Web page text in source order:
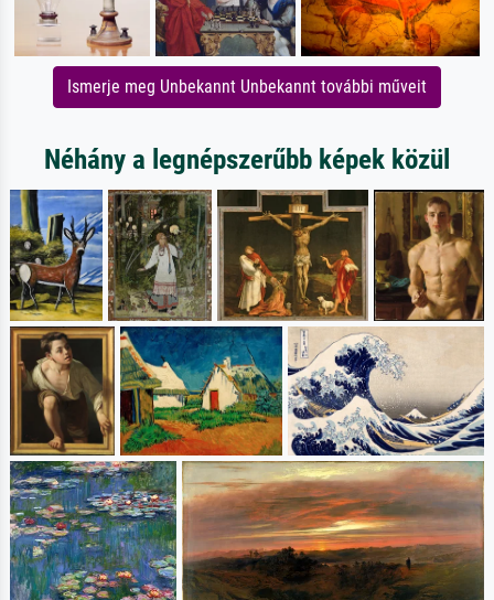
Ismerje meg Unbekannt Unbekannt további műveit
Néhány a legnépszerűbb képek közül